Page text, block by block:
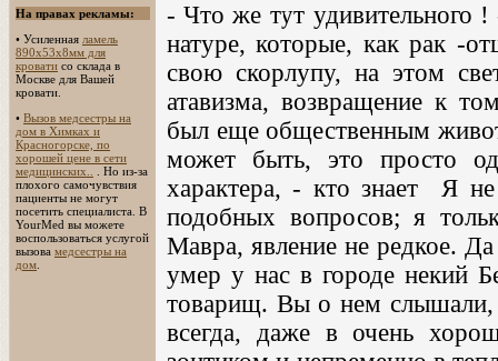
На правах рекламы:
• Усиленная ламель
890х53х8мм для
кровати со склада в
Москве для Вашей
кровати.
• Вызов медсестры на
дом в Химках и
Красногорске, по
хорошей цене в сети
медицинских..
. Но из-за
плохого самочувствия
пациенты не могут
посетить специалиста. В
YourMed вы можете
воспользоваться услугой
вызова медсестры на
дом
- Что же тут удивительного
натуре, которые, как рак -
свою скорлупу, на этом
атавизма, возвращение к
был еще общественным
может быть, это просто
характера, - кто знает Я не
подобных вопросов; я
Мавра, явление не редкое. Да
умер у нас в городе некий
товарищ. Вы о нем слышали,
всегда, даже в очень